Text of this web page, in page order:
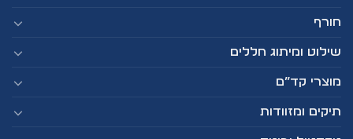
חורף
שילוט ומיתוג חללים
מוצרי קד”ם
תיקים ומזוודות